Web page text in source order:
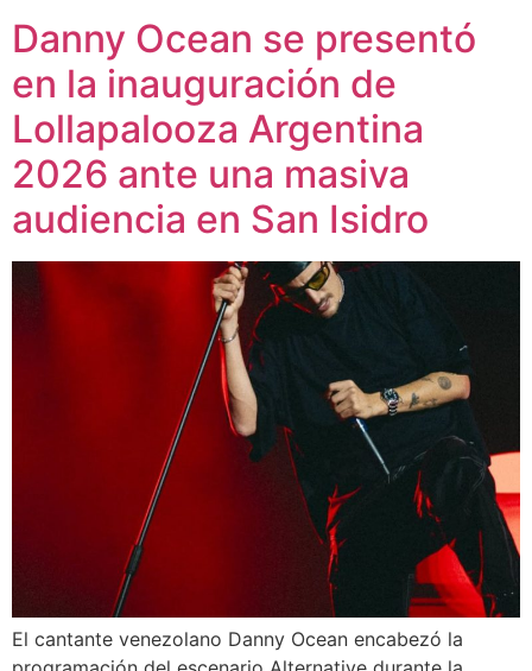
Danny Ocean se presentó
en la inauguración de
Lollapalooza Argentina
2026 ante una masiva
audiencia en San Isidro
El cantante venezolano Danny Ocean encabezó la